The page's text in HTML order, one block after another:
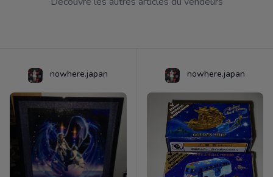
nowhere.japan nowhere.japan